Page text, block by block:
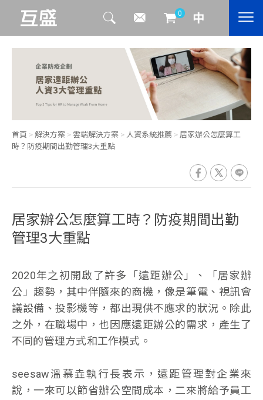
0
首頁 > 解決方案 > 雲端解決方案 > 人資系統推薦 > 居家辦公怎麼算工
時？防疫期間出勤管理3大重點
居家辦公怎麼算工時？防疫期間出勤
管理3大重點
2020年之初開啟了許多「遠距辦公」、「居家辦
公」趨勢，其中伴隨來的商機，像是筆電、視訊會
議設備、投影機等，都出現供不應求的狀況。除此
之外，在職場中，也因應遠距辦公的需求，產生了
不同的管理方式和工作模式。
seesaw溫慕垚執行長表示，遠距管理對企業來
說，一來可以節省辦公空間成本，二來將給予員工